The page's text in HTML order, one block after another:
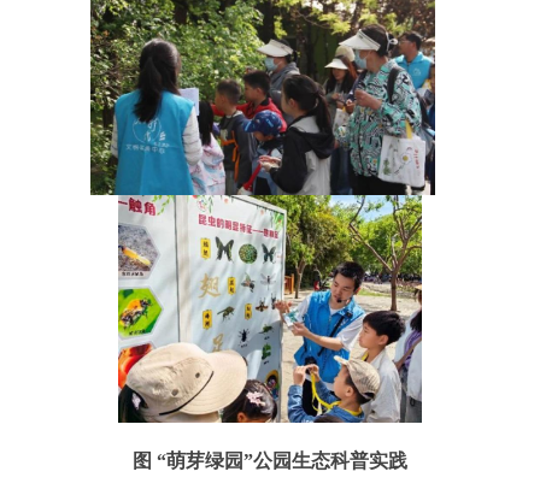
图 “萌芽绿园”公园生态科普实践